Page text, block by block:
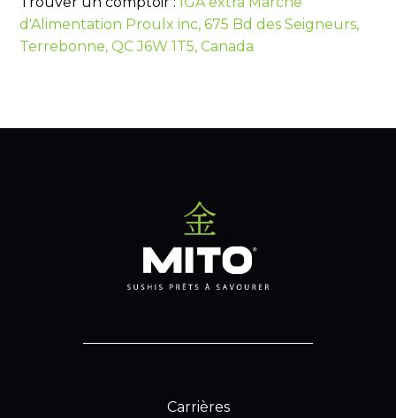
d'Alimentation Proulx inc, 675 Bd des Seigneurs,
Terrebonne, QC J6W 1T5, Canada
Carrières